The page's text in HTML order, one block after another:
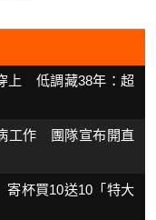
上 低調藏38年：超
工作 團隊宣布開直
杯買10送10「特大